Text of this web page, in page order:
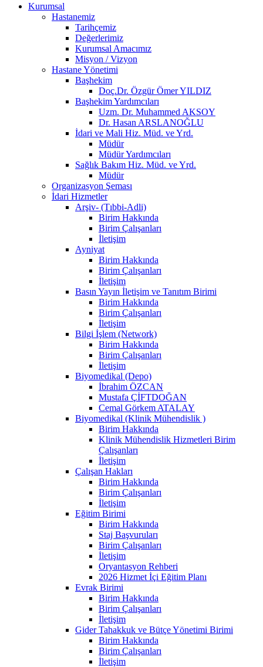
Kurumsal
Hastanemiz
Tarihçemiz
Değerlerimiz
Kurumsal Amacımız
Misyon / Vizyon
Hastane Yönetimi
Başhekim
Doç.Dr. Özgür Ömer YILDIZ
Başhekim Yardımcıları
Uzm. Dr. Muhammed AKSOY
Dr. Hasan ARSLANOĞLU
İdari ve Mali Hiz. Müd. ve Yrd.
Müdür
Müdür Yardımcıları
Sağlık Bakım Hiz. Müd. ve Yrd.
Müdür
Organizasyon Şeması
İdari Hizmetler
Arşiv- (Tıbbi-Adli)
Birim Hakkında
Birim Çalışanları
İletişim
Ayniyat
Birim Hakkında
Birim Çalışanları
İletişim
Basın Yayın İletişim ve Tanıtım Birimi
Birim Hakkında
Birim Çalışanları
İletişim
Bilgi İşlem (Network)
Birim Hakkında
Birim Çalışanları
İletişim
Biyomedikal (Depo)
İbrahim ÖZCAN
Mustafa ÇİFTDOĞAN
Cemal Görkem ATALAY
Biyomedikal (Klinik Mühendislik )
Birim Hakkında
Klinik Mühendislik Hizmetleri Birim
Çalışanları
İletişim
Çalışan Hakları
Birim Hakkında
Birim Çalışanları
İletişim
Eğitim Birimi
Birim Hakkında
Staj Başvuruları
Birim Çalışanları
İletişim
Oryantasyon Rehberi
2026 Hizmet İçi Eğitim Planı
Evrak Birimi
Birim Hakkında
Birim Çalışanları
İletişim
Gider Tahakkuk ve Bütçe Yönetimi Birimi
Birim Hakkında
Birim Çalışanları
İletişim